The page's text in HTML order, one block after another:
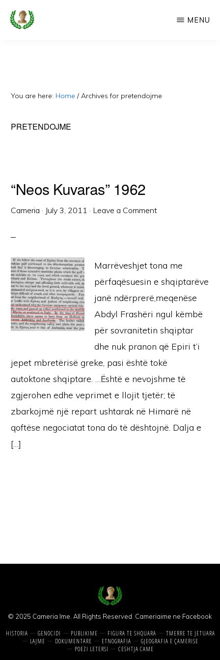
Skip
Faqe
Dedikuar
MENU
You are here: Home / Archives for pretendojme
PRETENDOJME
“Neos Kuvaras” 1962
Cameria · July 3, 2011 · Leave a Comment
Marrëveshjet tona me
përfaqësuesin e shqiptarëve
janë ndërprerë,meqenëse
Abdyl Frashëri ngul këmbë
për sovranitetin shqiptar
dhe nuk pranon që Epiri t’i
jepet mbretërisë greke, pasi është tokë
autoktone shqiptare. …Është e nevojshme të
zgjerohen edhe veprimet e llojit tjetër; të
zbarkojmë një repart ushtarak në Himarë në
qoftëse negociatat tona do të dështojnë. Dalja e
[…]
© 2025 Cameria Ime. All Rights Reserved. Cameriaime ne Facebook
HISTORIA GENOCIDI PUBLIKIME FIGURA TE SHQUARA
TMERRE TE JETUARA
LAJME
DOKUMENTARE ETNOGRAFIA
GJEOGRAFIA E ÇAMERISE
POEZI LETERSI
CESHTJA CAME